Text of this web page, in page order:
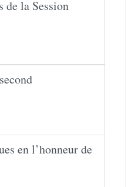
de la Session
en l’honneur de